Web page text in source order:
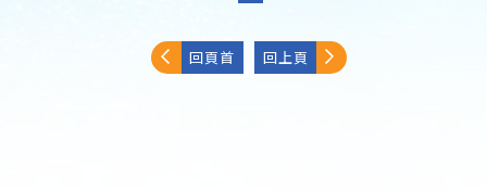
回頁首 回上頁